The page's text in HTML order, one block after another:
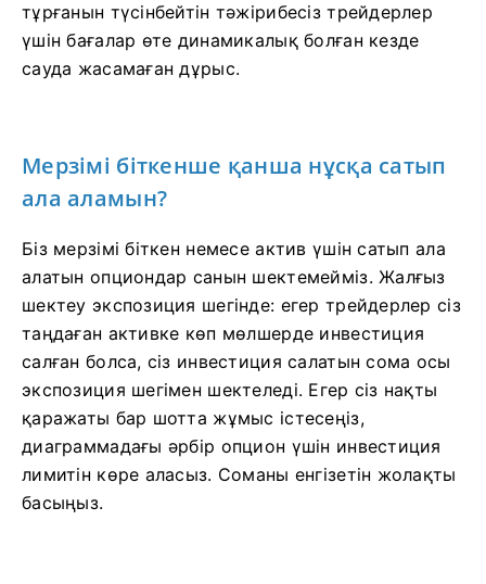
тұрғанын түсінбейтін тәжірибесіз трейдерлер
үшін бағалар өте динамикалық болған кезде
сауда жасамаған дұрыс.
Мерзімі біткенше қанша нұсқа сатып
ала аламын?
Біз мерзімі біткен немесе актив үшін сатып ала
алатын опциондар санын шектемейміз. Жалғыз
шектеу экспозиция шегінде: егер трейдерлер сіз
таңдаған активке көп мөлшерде инвестиция
салған болса, сіз инвестиция салатын сома осы
экспозиция шегімен шектеледі. Егер сіз нақты
қаражаты бар шотта жұмыс істесеңіз,
диаграммадағы әрбір опцион үшін инвестиция
лимитін көре аласыз. Соманы енгізетін жолақты
басыңыз.